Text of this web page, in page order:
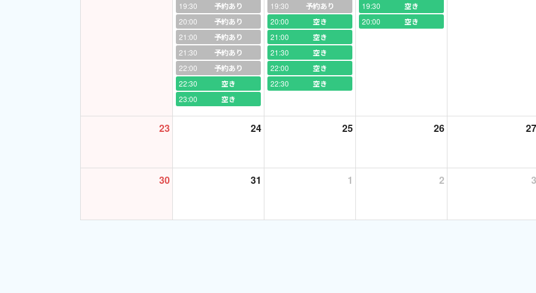
月
18:00
18:30
19:30
火
18:30
19:00
18:30 (第1, 2, 3 のみ)
21:00
19:30 予約あり
20:00 予約あり
21:00 予約あり
21:30 予約あり
22:00 予約あり
22:30 空き
23:00 空き
19:30 予約あり
20:00 空き
21:00 空き
21:30 空き
22:00 空き
22:30 空き
19:30 空き
20:00 空き
23 24 25 26 27
30 31 1 2 3